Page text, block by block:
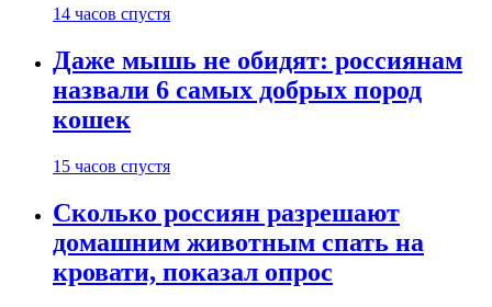
14 часов спустя
Даже мышь не обидят: россиянам
назвали 6 самых добрых пород
кошек
15 часов спустя
Сколько россиян разрешают
домашним животным спать на
кровати, показал опрос